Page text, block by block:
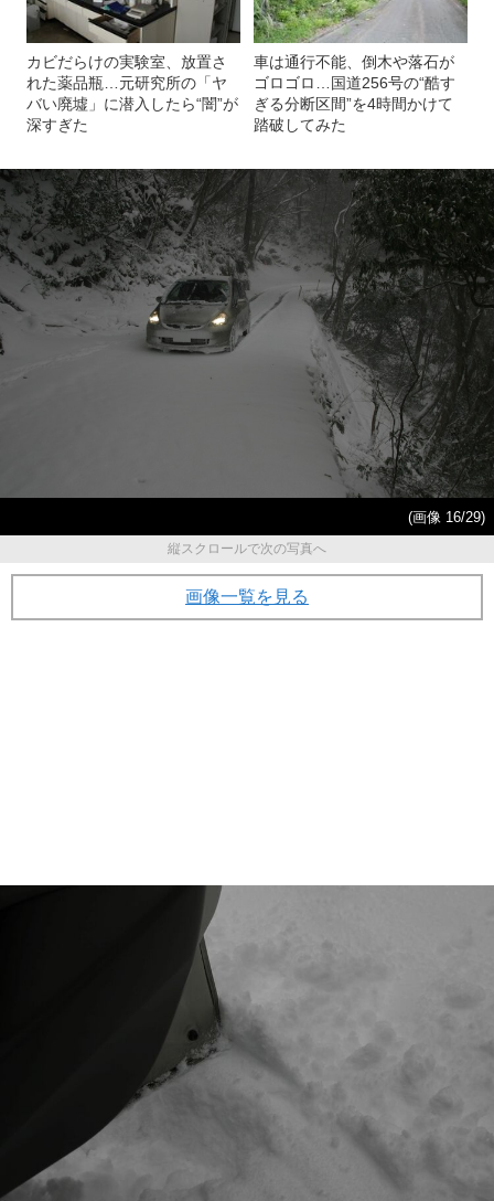
カビだらけの実験室、放置さ
れた薬品瓶…元研究所の「ヤ
バい廃墟」に潜入したら“闇”が
深すぎた
車は通行不能、倒木や落石が
ゴロゴロ…国道256号の“酷す
ぎる分断区間”を4時間かけて
踏破してみた
(画像 16/29)
縦スクロールで次の写真へ
画像一覧を見る